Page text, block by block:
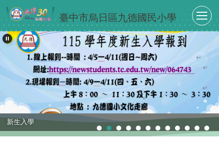
跳
到
主
要
內
區
臺中市烏日區九德國民小學
新生入學